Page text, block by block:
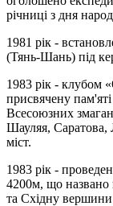
річниці з дня
1981 рік -
(Тянь-Шань) під
1983 рік - клубом
присвячену
Всесоюзних
Шауляя, Саратова,
міст.
1983 рік -
4200м, що названо
та Східну вершини